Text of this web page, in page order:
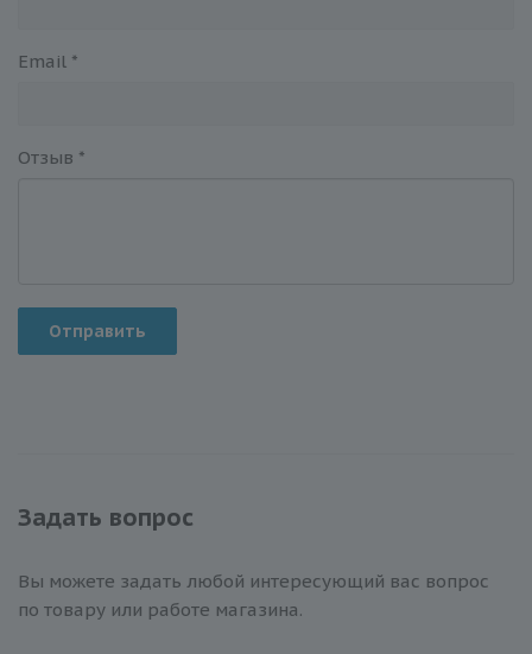
Email *
Отзыв *
Отправить
Задать вопрос
Вы можете задать любой интересующий вас вопрос
по товару или работе магазина.